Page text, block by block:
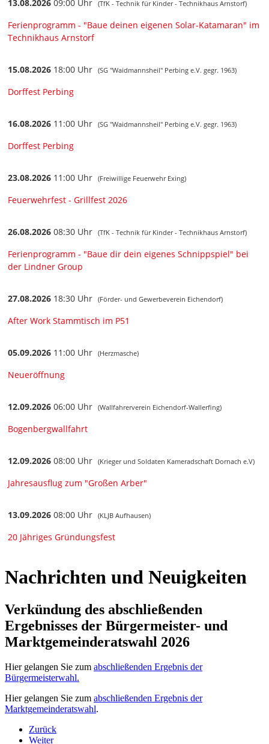
Nachrichten und Neuigkeiten
Verkündung des abschließenden
Ergebnisses der Bürgermeister- und
Marktgemeinderatswahl 2026
Hier gelangen Sie zum abschließenden Ergebnis der
Bürgermeisterwahl.
Hier gelangen Sie zum abschließenden Ergebnis der
Marktgemeinderatswahl.
Zurück
Weiter